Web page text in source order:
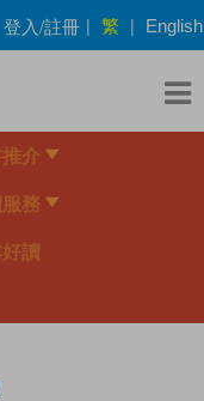
登入/註冊 | 繁 | English
介
務
讀